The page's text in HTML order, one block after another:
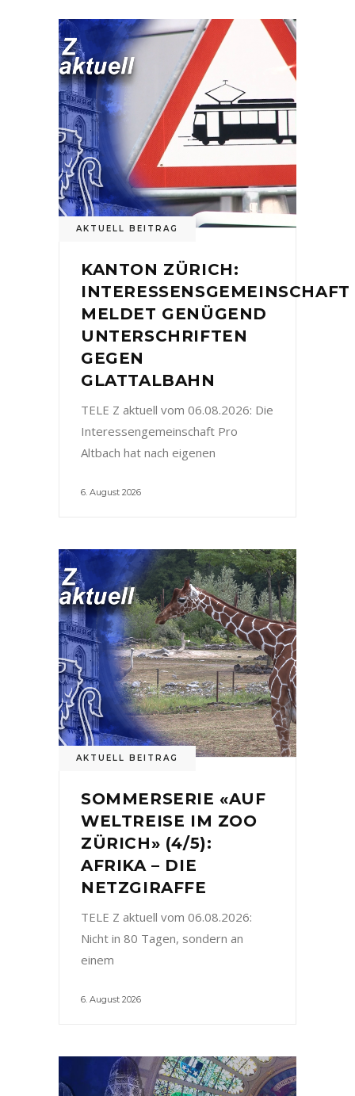
AKTUELL BEITRAG
KANTON ZÜRICH:
INTERESSENSGEMEINSCHAFT
MELDET GENÜGEND
UNTERSCHRIFTEN
GEGEN
GLATTALBAHN
TELE Z aktuell vom 06.08.2026: Die
Interessengemeinschaft Pro
Altbach hat nach eigenen
6. August 2026
AKTUELL BEITRAG
SOMMERSERIE «AUF
WELTREISE IM ZOO
ZÜRICH» (4/5):
AFRIKA – DIE
NETZGIRAFFE
TELE Z aktuell vom 06.08.2026:
Nicht in 80 Tagen, sondern an
einem
6. August 2026